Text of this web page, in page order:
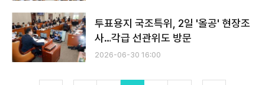
투표용지 국조특위, 2일 '올공' 현장조
사…각급 선관위도 방문
2026-06-30 16:00